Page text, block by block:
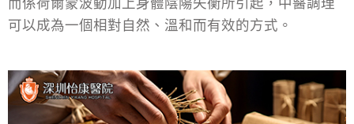
可以成為一個相對自然、溫和而有效的方式。